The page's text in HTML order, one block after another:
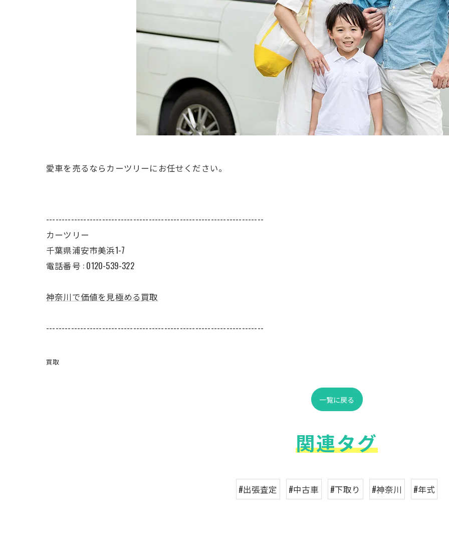
愛車を売るならカーツリーにお任せください。
----------------------------------------------------------------------
カーツリー
千葉県浦安市美浜1-7
電話番号 : 0120-539-322
神奈川で価値を見極める買取
----------------------------------------------------------------------
買取
一覧に戻る
関連タグ
#出張査定 #中古車 #下取り #神奈川 #年式